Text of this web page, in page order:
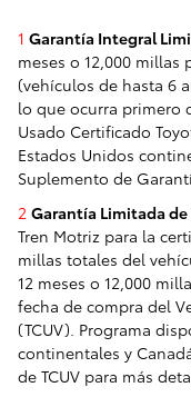
1 Garantía Integral
meses o 12,000
(vehículos de hasta 6
lo que ocurra primero
Usado Certificado
Estados Unidos
Suplemento de
2 Garantía Limitada
Tren Motriz para la
millas totales del
12 meses o 12,000
fecha de compra del
(TCUV). Programa
continentales y
de TCUV para más